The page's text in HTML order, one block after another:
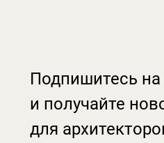
Подпишитесь
и получайте
для